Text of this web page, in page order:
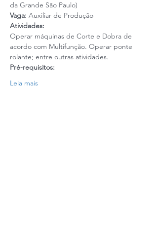
da Grande São Paulo)
Vaga: Auxiliar de Produção
Atividades:
Operar máquinas de Corte e Dobra de
acordo com Multifunção. Operar ponte
rolante; entre outras atividades.
Pré-requisitos:
Leia mais